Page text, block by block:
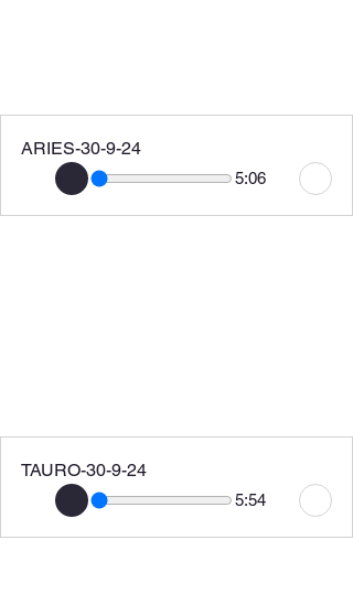
ARIES-30-9-24
5:06
TAURO-30-9-24
5:54